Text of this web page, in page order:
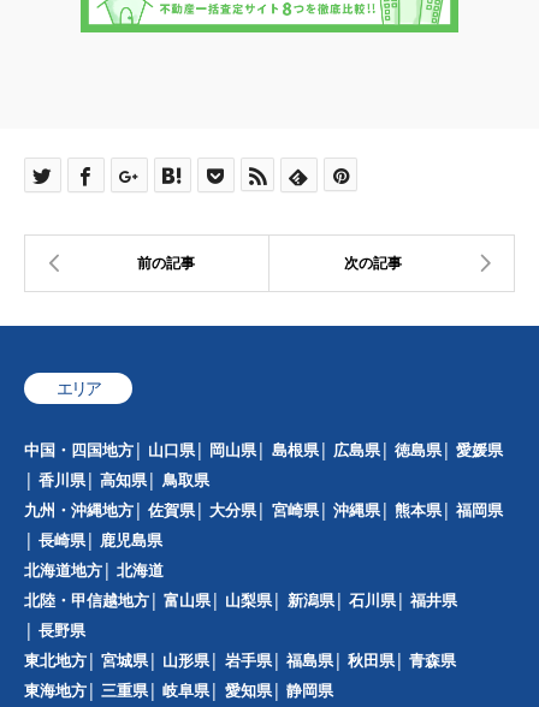
エリア
中国・四国地方 山口県 岡山県 島根県 広島県 徳島県
愛媛県
香川県
高知県
鳥取県
九州・沖縄地方
佐賀県 大分県 宮崎県 沖縄県 熊本県
福岡県
長崎県
鹿児島県
北海道地方
北海道
北陸・甲信越地方
富山県 山梨県 新潟県 石川県
福井県
長野県
東北地方
宮城県 山形県 岩手県 福島県 秋田県
青森県
東海地方
三重県 岐阜県 愛知県
静岡県